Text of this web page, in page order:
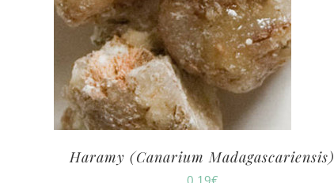
Haramy (Canarium Madagascariensis)